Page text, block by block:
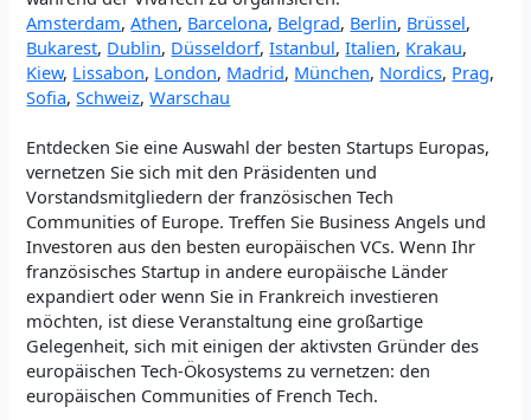
Amsterdam,Athen, Barcelona, Belgrad, Berlin, Brüssel,
Bukarest, Dublin, Düsseldorf,Istanbul,Italien, Krakau,
Kiew, Lissabon, London, Madrid, München, Nordics, Prag,
Sofia,Schweiz,Warschau
Entdecken Sie eine Auswahl der besten Startups Europas,
vernetzen Sie sich mit den Präsidenten und
Vorstandsmitgliedern der französischen Tech
Communities of Europe. Treffen Sie Business Angels und
Investoren aus den besten europäischen VCs. Wenn Ihr
französisches Startup in andere europäische Länder
expandiert oder wenn Sie in Frankreich investieren
möchten, ist diese Veranstaltung eine großartige
Gelegenheit, sich mit einigen der aktivsten Gründer des
europäischen Tech-Ökosystems zu vernetzen: den
europäischen Communities of French Tech.